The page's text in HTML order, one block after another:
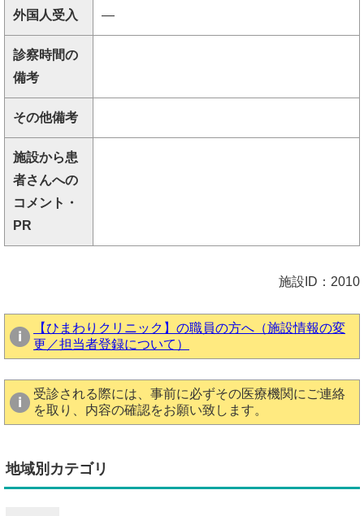
外国人受入 ―
診察時間の
備考
その他備考
施設から患
者さんへの
コメント・
PR
施設ID：2010
【ひまわりクリニック】の職員の方へ（施設情報の変
更／担当者登録について）
受診される際には、事前に必ずその医療機関にご連絡
を取り、内容の確認をお願い致します。
地域別カテゴリ